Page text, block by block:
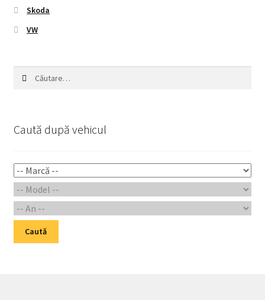
Skoda
VW
Caută după vehicul
Caută